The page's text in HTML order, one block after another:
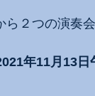
２つの演奏会
年11月13日